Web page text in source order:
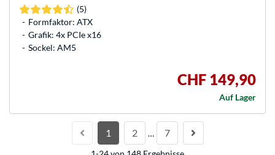
(5)
Formfaktor: ATX
Grafik: 4x PCIe x16
Sockel: AM5
CHF 149,90
Auf Lager
1 2 … 7